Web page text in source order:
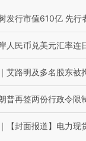
发行市值610亿 先行
人民币兑美元汇率连
｜ 艾路明及多名股东被
普再签两份行政令限
｜ 【封面报道】电力